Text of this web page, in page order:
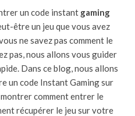
un code instant gaming
être un jeu que vous avez
ne savez pas comment le
pas, nous allons vous guider
Dans ce blog, nous allons
un code Instant Gaming sur
comment entrer le
récupérer le jeu sur votre